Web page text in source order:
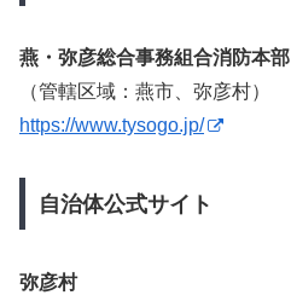
燕・弥彦総合事務組合消防本部
（管轄区域：燕市、弥彦村）
https://www.tysogo.jp/
自治体公式サイト
弥彦村